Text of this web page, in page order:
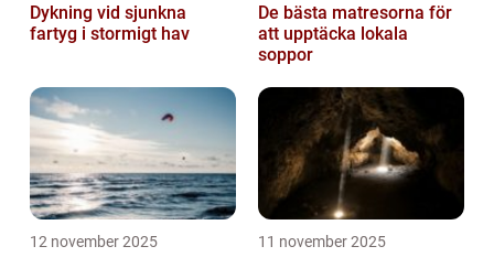
Dykning vid sjunkna
fartyg i stormigt hav
De bästa matresorna för
att upptäcka lokala
soppor
12 november 2025 11 november 2025